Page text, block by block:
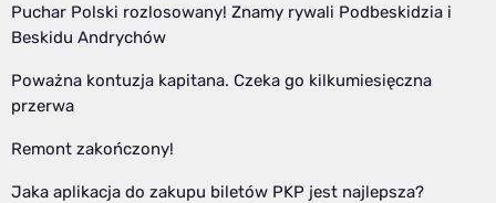
Puchar Polski rozlosowany! Znamy rywali Podbeskidzia i
Beskidu Andrychów
Poważna kontuzja kapitana. Czeka go kilkumiesięczna
przerwa
Remont zakończony!
Jaka aplikacja do zakupu biletów PKP jest najlepsza?